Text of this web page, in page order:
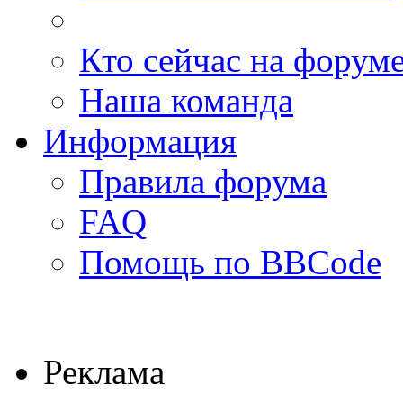
Кто сейчас на
Наша команда
Информация
Правила форума
FAQ
Помощь по BBCode
Реклама